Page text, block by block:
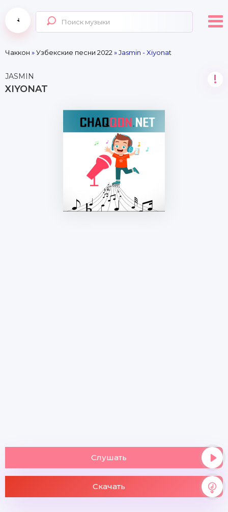
Чаккон »Узбекские песни 2022 » Jasmin - Xiyonat
JASMIN
XIYONAT
!
Слушать
Скачать